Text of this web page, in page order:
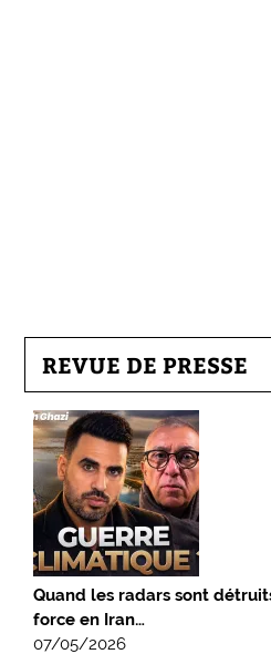
REVUE DE PRESSE
Quand les radars sont
force en Iran…
07/05/2026